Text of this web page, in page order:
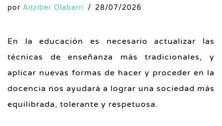
por Aitziber Olabarri 28/07/2026
En la educación es necesario actualizar las
técnicas de enseñanza más tradicionales, y
aplicar nuevas formas de hacer y proceder en la
docencia nos ayudará a lograr una sociedad más
equilibrada, tolerante y respetuosa.